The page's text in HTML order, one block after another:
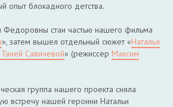
опыт блокадного детства.
Федоровны стаи частью нашего фильма
», затем вышел отдельный сюжет «Наталья
Савичевой» (режиссер Максим
группа нашего проекта сняла
встречу нашей героини Натальи